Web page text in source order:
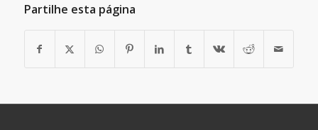
Partilhe esta página